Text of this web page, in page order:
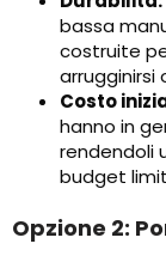
bassa
costruite
arrugginirsi
Costo
hanno in
rendendoli
budget
Opzione 2: